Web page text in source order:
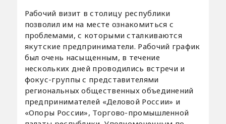
Рабочий визит в столицу республики
позволил им на месте ознакомиться с
проблемами, с которыми сталкиваются
якутские предприниматели. Рабочий график
был очень насыщенным, в течение
нескольких дней проводились встречи и
фокус-группы с представителями
региональных общественных объединений
предпринимателей «Деловой России» и
«Опоры России», Торгово-промышленной